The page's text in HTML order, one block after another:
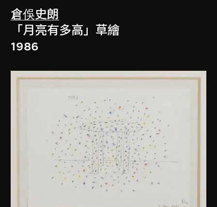
倉俁史朗
「月亮有多高」草繪
1986